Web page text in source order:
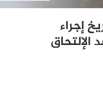
إجراء
الإلتحاق